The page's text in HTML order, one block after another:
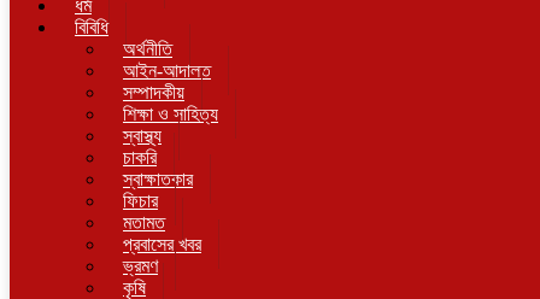
ধর্ম
বিবিধি
অর্থনীতি
আইন-আদালত
সম্পাদকীয়
শিক্ষা ও সাহিত্য
স্বাস্থ্য
চাকরি
স্বাক্ষাতকার
ফিচার
মতামত
প্রবাসের খবর
ভ্রমণ
কৃষি